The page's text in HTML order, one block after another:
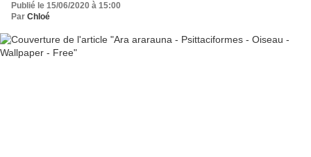
Publié le 15/06/2020 à 15:00
Par Chloé